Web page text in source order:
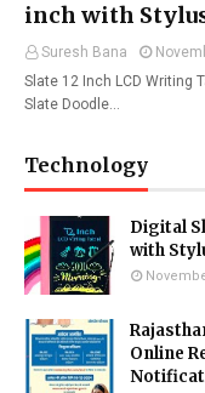
inch with
Suresh Bana
Slate 12 Inch LCD Writing
Slate Doodle…
Technology
Digital
with
Online